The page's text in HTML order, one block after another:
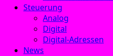
Steuerung
Analog
Digital
Digital-Adressen
News